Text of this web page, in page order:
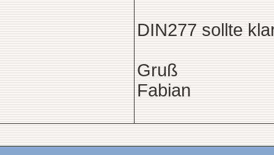
DIN277 sollte
Gruß
Fabian